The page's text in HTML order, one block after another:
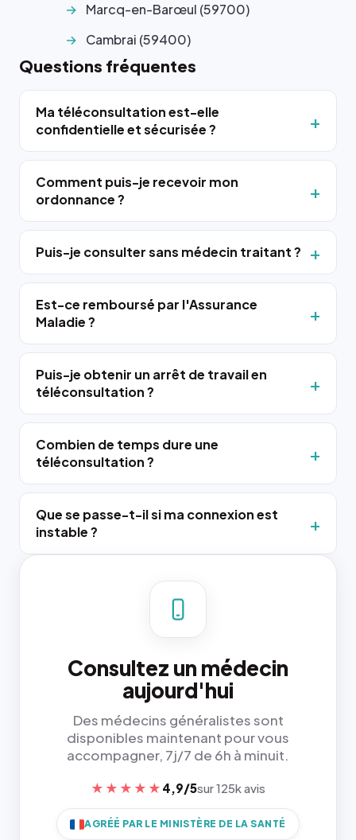
Marcq-en-Barœul (59700)
Cambrai (59400)
Questions fréquentes
Ma téléconsultation est-elle
confidentielle et sécurisée ?
Comment puis-je recevoir mon
ordonnance ?
Puis-je consulter sans médecin traitant ?
Est-ce remboursé par l'Assurance
Maladie ?
Puis-je obtenir un arrêt de travail en
téléconsultation ?
Combien de temps dure une
téléconsultation ?
Que se passe-t-il si ma connexion est
instable ?
Consultez un médecin
aujourd'hui
Des médecins généralistes sont
disponibles maintenant pour vous
accompagner, 7j/7 de 6h à minuit.
★★★★★ 4,9/5sur 125k avis
AGRÉÉ PAR LE MINISTÈRE DE LA SANTÉ